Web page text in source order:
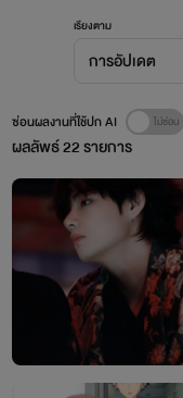
เรียงตาม
การอัปเดต
ผลลัพธ์22รายการ
ซ่อนผลงานที่ใช้ปก AI